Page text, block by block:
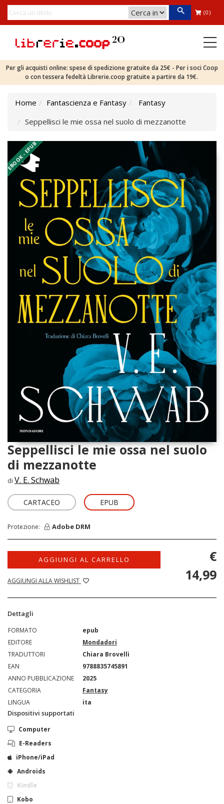
(0)
Per gli acquisti online: spese di spedizione gratuite da 25€ - Per i soci Coop
o con tessera fedeltà Librerie.coop gratuite a partire da 19€.
Home Fantascienza e Fantasy
Fantasy
Seppellisci le mie ossa nel suolo di mezzanotte
EBOOK - EPUB
Seppellisci le mie ossa nel suolo
di mezzanotte
di V. E. Schwab
CARTACEO EPUB
Protezione: Adobe DRM
AGGIUNGI AL CARRELLO
AGGIUNGI ALLA WISHLIST
€
14,99
Dettagli
FORMATO
epub
EDITORE
Mondadori
TRADUTTORI
Chiara Brovelli
EAN
9788835745891
ANNO PUBBLICAZIONE
2025
CATEGORIA
Fantasy
LINGUA
ita
Dispositivi supportati
Computer
E-Readers
iPhone/iPad
Androids
Kindle
Kobo